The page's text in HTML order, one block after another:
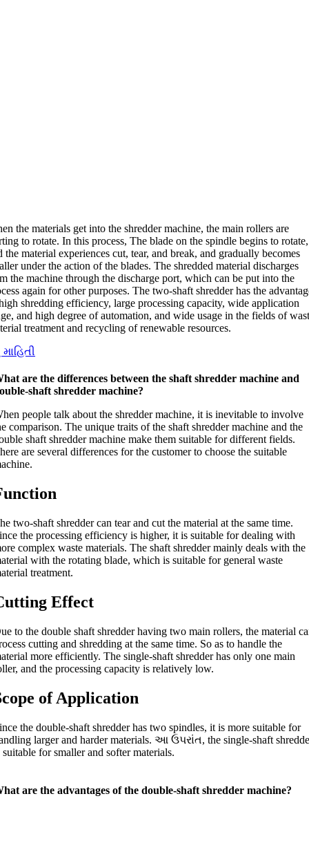
the materials get into the shredder machine,the main rollers are
to rotate.In this process,The blade on the spindle begins to rotate,
the material experiences cut,tear,and break,and gradually becomes
under the action of the blades.The shredded material discharges
the machine through the discharge port,which can be put into the
again for other purposes.The two-shaft shredder has the
shredding efficiency,large processing capacity,wide application
,and high degree of automation,and wide usage in the fields of
treatment and recycling of renewable resources.
are the differences between the shaft shredder machine and
shaft shredder machine?
people talk about the shredder machine,it is inevitable to involve
comparison.The unique traits of the shaft shredder machine and the
shaft shredder machine make them suitable for different fields.
are several differences for the customer to choose the suitable
.
two-shaft shredder can tear and cut the material at the same time.
the processing efficiency is higher,it is suitable for dealing with
complex waste materials.The shaft shredder mainly deals with the
with the rotating blade,which is suitable for general waste
treatment.
Effect
to the double shaft shredder having two main rollers,the material
cutting and shredding at the same time. So as to handle the
more efficiently.The single-shaft shredder has only one main
,and the processing capacity is relatively low.
of Application
the double-shaft shredder has two spindles,it is more suitable for
larger and harder materials. આ ઉપરાંત,the single-shaft
suitable for smaller and softer materials.
are the advantages of the double-shaft shredder machine?